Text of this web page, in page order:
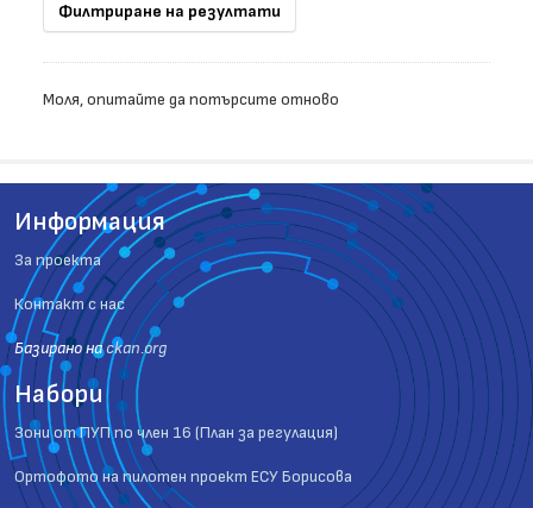
Филтриране на резултати
Моля, опитайте да потърсите отново
Информация
За проекта
Контакт с нас
Базиранo наckan.org
Набори
Зони от ПУП по член 16 (План за регулация)
Ортофото на пилотен проект ЕСУ Борисова